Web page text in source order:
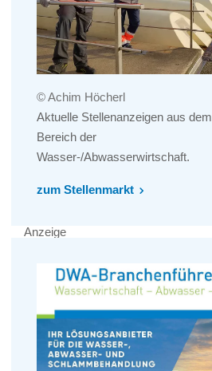
© Achim Höcherl
Aktuelle Stellenanzeigen aus dem
Bereich der
Wasser-/Abwasserwirtschaft.
zum Stellenmarkt
Anzeige